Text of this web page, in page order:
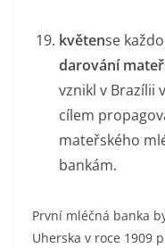
květense
darování
vznikl v Brazílii
cílem
mateřského
bankám.
První mléčná banka
Uherska v roce 1909